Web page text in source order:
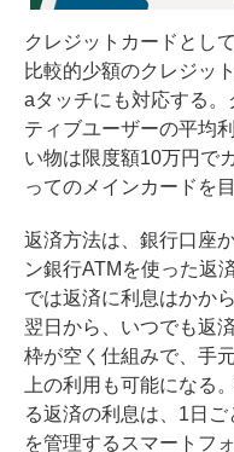
クレジットカードとし
比較的少額のクレジッ
aタッチにも対応する
ティブユーザーの平均
い物は限度額10万円で
ってのメインカードを
返済方法は、銀行口座
ン銀行ATMを使った返
では返済に利息はかか
翌日から、いつでも返
枠が空く仕組みで、手
上の利用も可能になる
る返済の利息は、1日
を管理するスマートフ